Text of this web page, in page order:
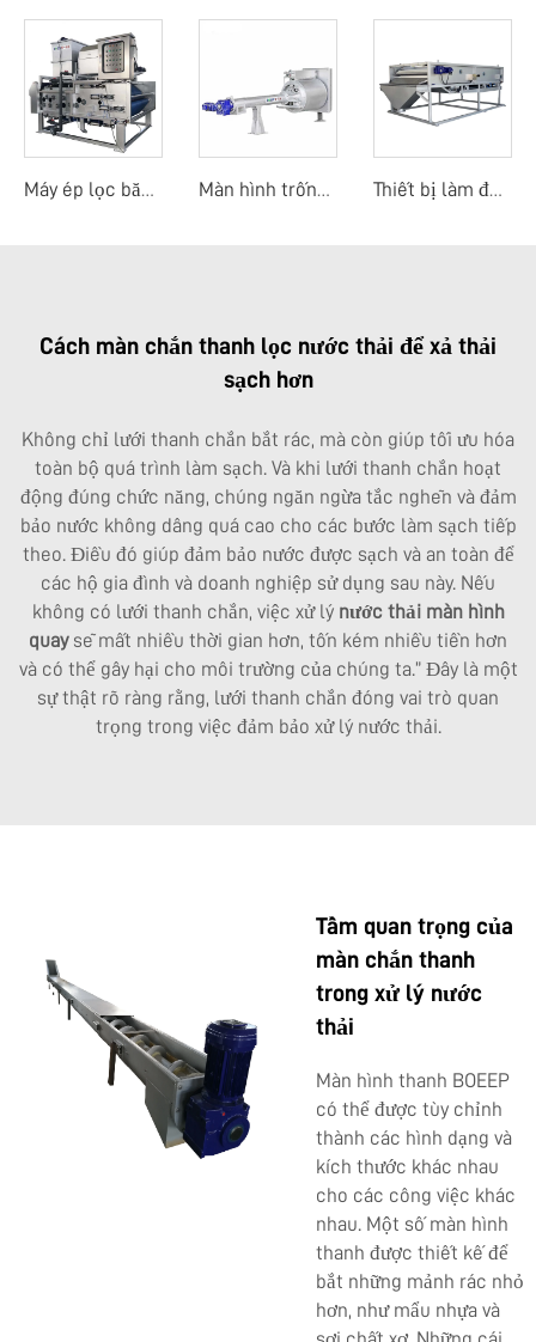
Máy ép lọc băng tải trống quay Màn hình trống quay mịn Thiết bị làm đặc băng tải trọng lực
Cách màn chắn thanh lọc nước thải để xả thải
sạch hơn
Không chỉ lưới thanh chắn bắt rác, mà còn giúp tối ưu hóa
toàn bộ quá trình làm sạch. Và khi lưới thanh chắn hoạt
động đúng chức năng, chúng ngăn ngừa tắc nghẽn và đảm
bảo nước không dâng quá cao cho các bước làm sạch tiếp
theo. Điều đó giúp đảm bảo nước được sạch và an toàn để
các hộ gia đình và doanh nghiệp sử dụng sau này. Nếu
không có lưới thanh chắn, việc xử lý nước thải màn hình
quay sẽ mất nhiều thời gian hơn, tốn kém nhiều tiền hơn
và có thể gây hại cho môi trường của chúng ta.” Đây là một
sự thật rõ ràng rằng, lưới thanh chắn đóng vai trò quan
trọng trong việc đảm bảo xử lý nước thải.
Tầm quan trọng của
màn chắn thanh
trong xử lý nước
thải
Màn hình thanh BOEEP
có thể được tùy chỉnh
thành các hình dạng và
kích thước khác nhau
cho các công việc khác
nhau. Một số màn hình
thanh được thiết kế để
bắt những mảnh rác nhỏ
hơn, như mẩu nhựa và